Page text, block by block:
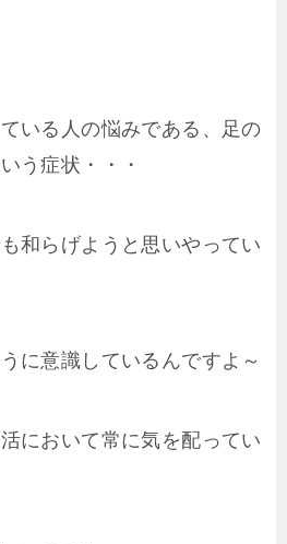
いる人の悩みである、足の
う症状・・・
和らげようと思いやってい
に意識しているんですよ～
において常に気を配ってい